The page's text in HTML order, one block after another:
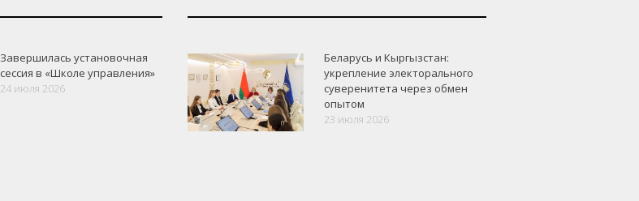
Завершилась установочная
сессия в «Школе управления»
24 июля 2026
Беларусь и Кыргызстан:
укрепление электорального
суверенитета через обмен
опытом
23 июля 2026